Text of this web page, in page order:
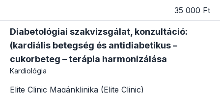
35 000 Ft
Diabetológiai szakvizsgálat, konzultáció:
(kardiális betegség és antidiabetikus –
cukorbeteg – terápia harmonizálása
Kardiológia
Elite Clinic Magánklinika (Elite Clinic)